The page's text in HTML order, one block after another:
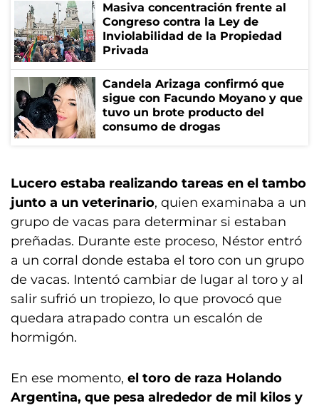
Masiva concentración frente al
Congreso contra la Ley de
Inviolabilidad de la Propiedad
Privada
Candela Arizaga confirmó que
sigue con Facundo Moyano y que
tuvo un brote producto del
consumo de drogas
Lucero estaba realizando tareas en el tambo
junto a un veterinario, quien examinaba a un
grupo de vacas para determinar si estaban
preñadas. Durante este proceso, Néstor entró
a un corral donde estaba el toro con un grupo
de vacas. Intentó cambiar de lugar al toro y al
salir sufrió un tropiezo, lo que provocó que
quedara atrapado contra un escalón de
hormigón.
En ese momento, el toro de raza Holando
Argentina, que pesa alrededor de mil kilos y